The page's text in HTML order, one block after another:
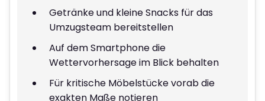
Getränke und kleine Snacks für das
Umzugsteam bereitstellen
Auf dem Smartphone die
Wettervorhersage im Blick behalten
Für kritische Möbelstücke vorab die
exakten Maße notieren